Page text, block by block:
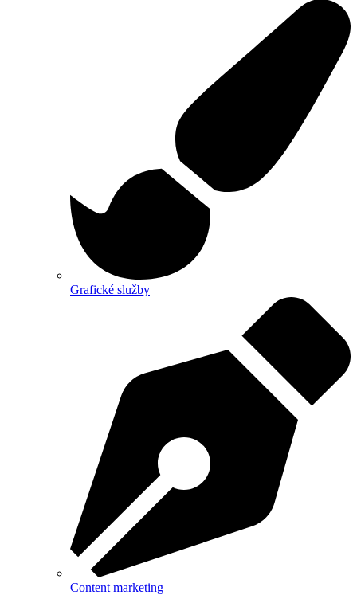
Grafické služby
Content marketing